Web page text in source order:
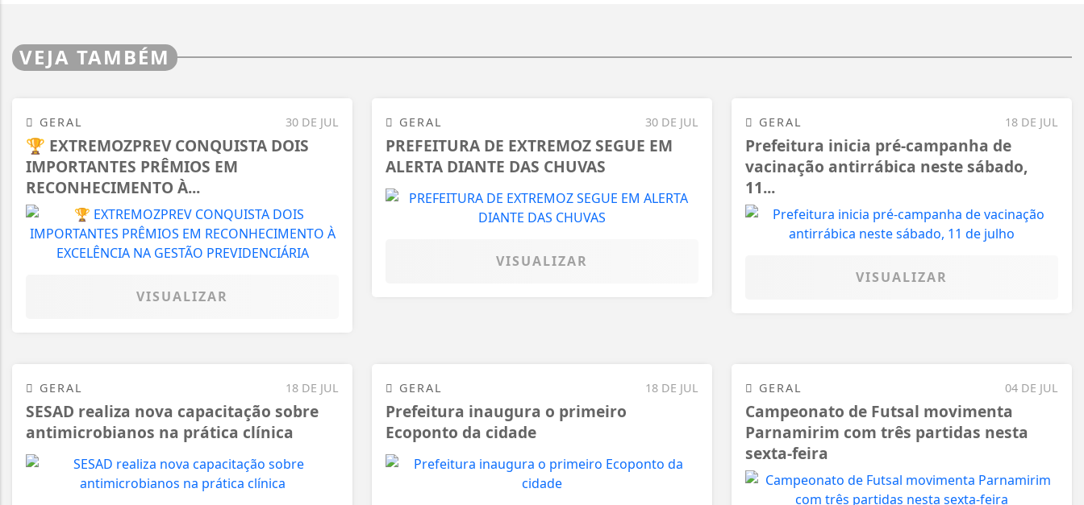
VEJA TAMBÉM
30 DE JUL
GERAL
🏆 EXTREMOZPREV CONQUISTA DOIS
IMPORTANTES PRÊMIOS EM
RECONHECIMENTO À...
VISUALIZAR
30 DE JUL
GERAL
PREFEITURA DE EXTREMOZ SEGUE EM
ALERTA DIANTE DAS CHUVAS
VISUALIZAR
18 DE JUL
GERAL
Prefeitura inicia pré-campanha de
vacinação antirrábica neste sábado,
11...
VISUALIZAR
18 DE JUL
GERAL
SESAD realiza nova capacitação sobre
antimicrobianos na prática clínica
18 DE JUL
GERAL
Prefeitura inaugura o primeiro
Ecoponto da cidade
04 DE JUL
GERAL
Campeonato de Futsal movimenta
Parnamirim com três partidas nesta
sexta-feira